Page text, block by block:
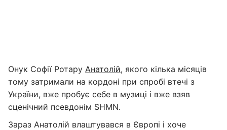
Онук Софії Ротару Анатолій, якого кілька місяців
тому затримали на кордоні при спробі втечі з
України, вже пробує себе в музиці і вже взяв
сценічний псевдонім SHMN.
Зараз Анатолій влаштувався в Європі і хоче